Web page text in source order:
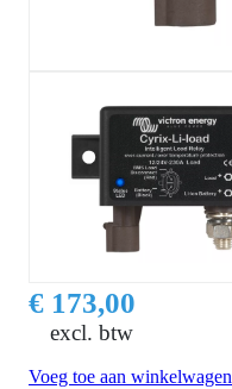
€ 173,00
excl. btw
Voeg toe aan winkelwagen